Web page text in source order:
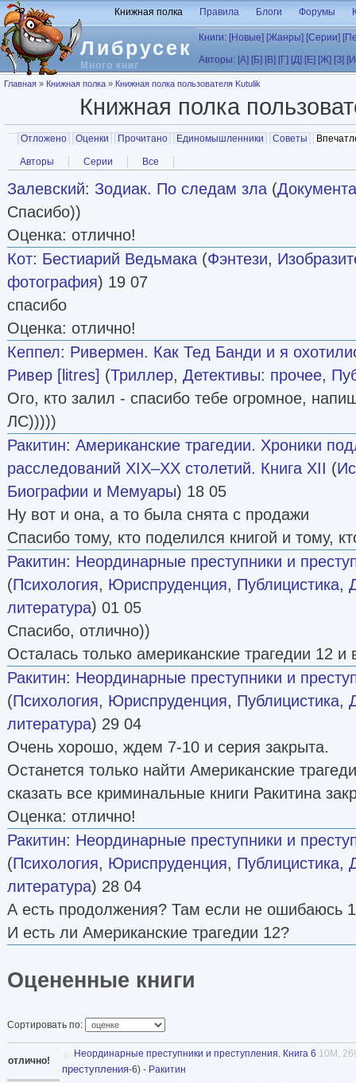
Перейти к основному содержанию
Либрусек
Много книг
Книжная полка Правила Блоги Форумы
Книги: [Новые] [Жанры] [Серии]
Авторы: [А] [Б] [В] [Г] [Д] [Е] [Ж] [З]
Вы здесь
Главная » Книжная полка » Книжная полка пользователя Kutulik
Книжная полка
Главные вкладки
Отложено Оценки Прочитано Единомышленники Советы
Вторичные вкладки
Авторы Серии Все
Залевский: Зодиак. По следам зла (
Cпасибо))
Оценка: отлично!
Кот: Бестиарий Ведьмака (Фэнтези,
фотография) 19 07
спасибо
Оценка: отлично!
Кеппел: Ривермен. Как Тед Банди и я
Ривер [litres] (Триллер, Детективы: прочее,
Ого, кто залил - спасибо тебе огромное,
ЛС)))))
Ракитин: Американские трагедии. Хроники
расследований XIX–XX столетий. Книга XII (
Биографии и Мемуары) 18 05
Ну вот и она, а то была снята с продажи
Спасибо тому, кто поделился книгой и тому,
Ракитин: Неординарные преступники и
(Психология, Юриспруденция, Публицистика,
литература) 01 05
Спасибо, отлично))
Осталась только американские трагедии 12 и
Ракитин: Неординарные преступники и
(Психология, Юриспруденция, Публицистика,
литература) 29 04
Очень хорошо, ждем 7-10 и серия закрыта.
Останется только найти Американские
сказать все криминальные книги Ракитина
Оценка: отлично!
Ракитин: Неординарные преступники и
(Психология, Юриспруденция, Публицистика,
литература) 28 04
А есть продолжения? Там если не ошибаюсь
И есть ли Американские трагедии 12?
Оцененные книги
Сортировать по:
отлично!
Неординарные преступники и преступления. Книга 6 10M,
преступления-6) - Ракитин